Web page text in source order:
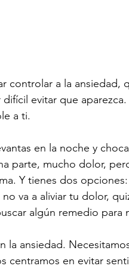
controlar a la ansiedad,
evitar que
a ti.
en la noche y
parte, mucho dolor,
Y tienes dos
va a aliviar tu dolor,
algún remedio para
la ansiedad.
centramos en evitar